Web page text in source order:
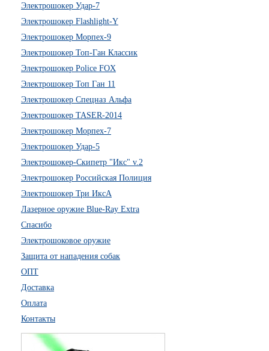
Электрошокер Удар-7
Электрошокер Flashlight-Y
Электрошокер Морпех-9
Электрошокер Топ-Ган Классик
Электрошокер Police FOX
Электрошокер Топ Ган 11
Электрошокер Спецназ Альфа
Электрошокер TASER-2014
Электрошокер Морпех-7
Электрошокер Удар-5
Электрошокер-Скипетр "Икс" v.2
Электрошокер Российская Полиция
Электрошокер Три ИксА
Лазерное оружие Blue-Ray Extra
Спасибо
Электрошоковое оружие
Защита от нападения собак
ОПТ
Доставка
Оплата
Контакты